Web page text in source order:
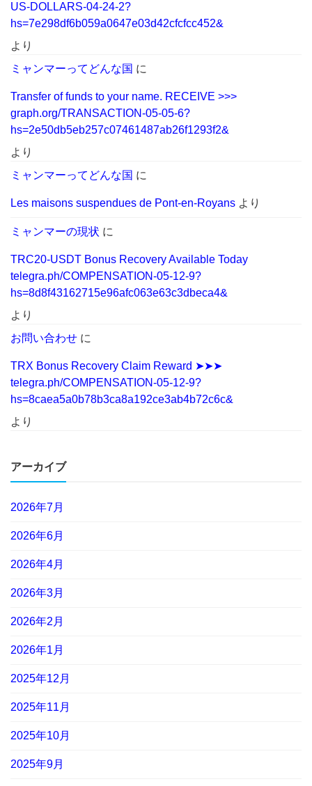
US-DOLLARS-04-24-2?
hs=7e298df6b059a0647e03d42cfcfcc452&
より
ミャンマーってどんな国 に
Transfer of funds to your name. RECEIVE >>>
graph.org/TRANSACTION-05-05-6?
hs=2e50db5eb257c07461487ab26f1293f2&
より
ミャンマーってどんな国 に
Les maisons suspendues de Pont-en-Royans より
ミャンマーの現状 に
TRC20-USDT Bonus Recovery Available Today
telegra.ph/COMPENSATION-05-12-9?
hs=8d8f43162715e96afc063e63c3dbeca4&
より
お問い合わせ に
TRX Bonus Recovery Claim Reward ➤➤➤
telegra.ph/COMPENSATION-05-12-9?
hs=8caea5a0b78b3ca8a192ce3ab4b72c6c&
より
アーカイブ
2026年7月
2026年6月
2026年4月
2026年3月
2026年2月
2026年1月
2025年12月
2025年11月
2025年10月
2025年9月